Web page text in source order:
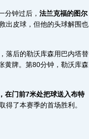
钟过后， 法兰克福的图尔
出皮球，但他的头球解围也
后的勒沃库森用巴内塔替
黄牌。第80分钟，勒沃库森
在门前7米处把球送入布特
得了本赛季的首场胜利。